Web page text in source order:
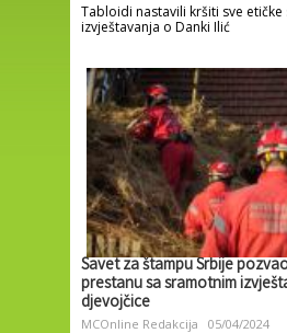
Tabloidi nastavili kršiti sve
izvještavanja o Danki Ilić
Savet za štampu Srbije
prestanu sa sramotnim
djevojčice
MCOnline Redakcija 05/04/2024